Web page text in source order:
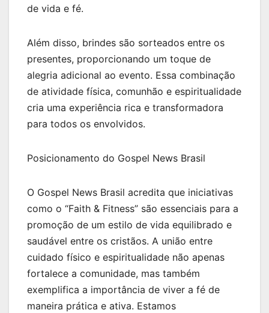
de vida e fé.
Além disso, brindes são sorteados entre os
presentes, proporcionando um toque de
alegria adicional ao evento. Essa combinação
de atividade física, comunhão e espiritualidade
cria uma experiência rica e transformadora
para todos os envolvidos.
Posicionamento do Gospel News Brasil
O Gospel News Brasil acredita que iniciativas
como o “Faith & Fitness” são essenciais para a
promoção de um estilo de vida equilibrado e
saudável entre os cristãos. A união entre
cuidado físico e espiritualidade não apenas
fortalece a comunidade, mas também
exemplifica a importância de viver a fé de
maneira prática e ativa. Estamos